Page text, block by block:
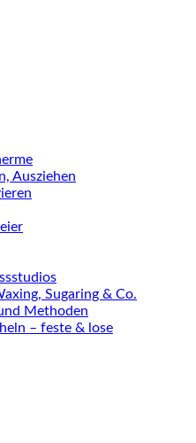
Ausziehen
Sugaring & Co.
Methoden
– feste & lose